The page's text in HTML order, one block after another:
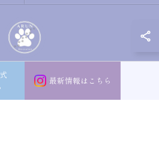
最新情報はこちら
サロン・ペットサロンならDogsalon ARUN
RESERVED.